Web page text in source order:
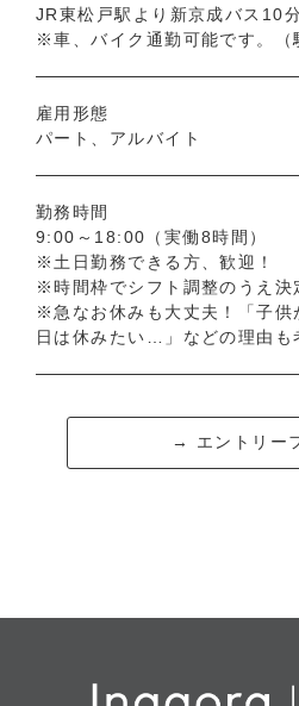
JR東松戸駅より新京成バス10
※車、バイク通勤可能です。（
雇用形態
パート、アルバイト
勤務時間
9:00～18:00（実働8時間）
※土日勤務できる方、歓迎！
※時間枠でシフト調整のうえ決
※急なお休みも大丈夫！「子
日は休みたい…」などの理由も
→ エントリー